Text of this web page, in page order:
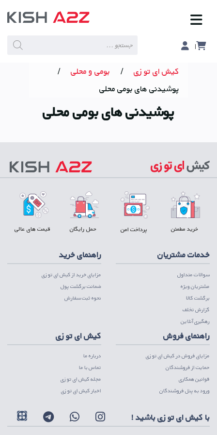
search
کیش ای تو زی / بومی و محلی
/
پوشیدنی های بومی محلی
پوشیدنی های بومی محلی
خرید مطمئن پرداخت امن حمل رایگان قیمت های عالی
خدمات مشتریان
سوالات متداول
مشتریان ویژه
برگشت کالا
گزارش تخلف
رهگیری آنلاین
راهنمای خرید
مزایای خرید از کیش ای تو زی
ضمانت برگشت پول
نحوه ثبت سفارش
راهنمای فروش
مزایای فروش در کیش ای تو زی
حمایت از فروشندگان
قوانین همکاری
ورود به پنل فروشندگان
کیش ای تو زی
درباره ما
تماس با ما
مجله کیش ای تو زی
اخبار کیش ای تو زی
با کیش ای تو زی باشید !